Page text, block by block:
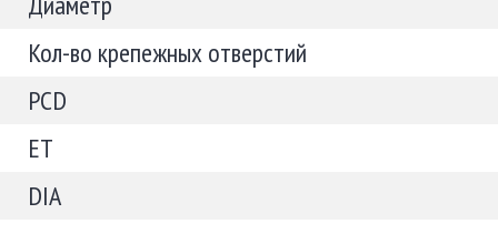
Кол-во крепежных отверстий
PCD
ET
DIA